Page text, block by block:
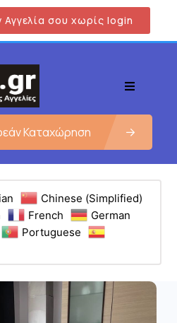
σου χωρίς login
Καταχώρηση
Chinese (Simplified)
French
German
Portuguese